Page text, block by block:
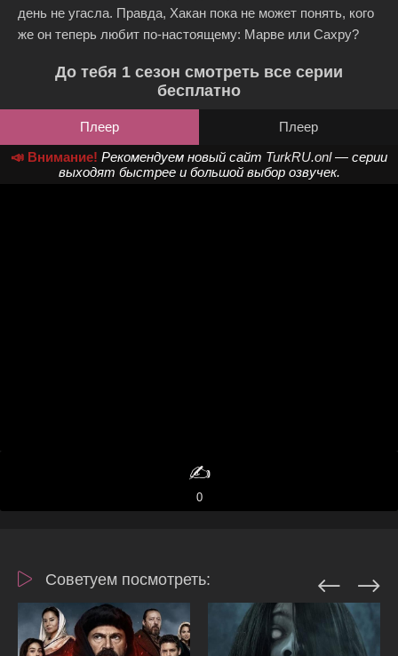
день не угасла. Правда, Хакан пока не может понять, кого
же он теперь любит по-настоящему: Марве или Сахру?
До тебя 1 сезон смотреть все серии
бесплатно
Плеер
Плеер
📣 Внимание! Рекомендуем новый сайт TurkRU.onl— серии
выходят быстрее и большой выбор озвучек.
✍️
0
Советуем посмотреть: